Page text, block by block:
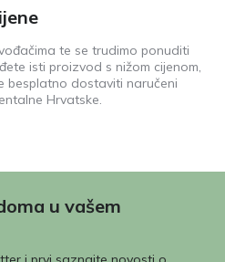
te se trudimo ponuditi
isti proizvod s nižom cijenom,
besplatno dostaviti naručeni
Hrvatske.
u vašem